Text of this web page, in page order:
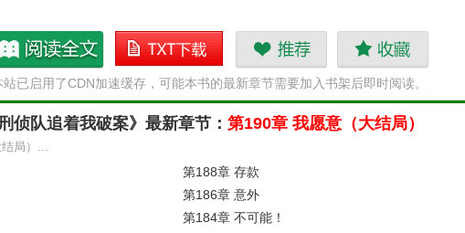
她反手一个报警电话，送相亲对象警局终身游。本以为这就是极限了。
没想到一条又一条新闻接连弹出。远房亲戚突然办喜宴，席上的肉片，竟是婴孩尸
体。
某网红直播间每晚准时开播，粉丝百万，对着镜头笑靥如花，谁知，直播间背景里
那面墙，夹层里竟然藏着一具尸体……她屡次精准预警，却被刑侦队视作疑点重重
到死亡快讯，刑侦
追着我破案最新章
刷到死亡快讯，刑侦
队追着我破案txt下载
推荐 收藏
站已启用了CDN加速缓存，可能本书的最新章节需要加入书架后即时阅读。
侦队追着我破案》最新章节： 第190章 我愿意（大结局）
局）...
第188章 存款
第186章 意外
第184章 不可能！